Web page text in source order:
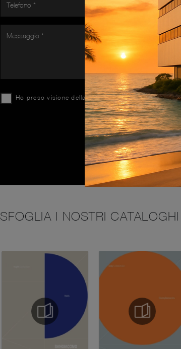
Ho preso visione dellaPrivacy Policy
SFOGLIA I NOSTRI CATALOGHI